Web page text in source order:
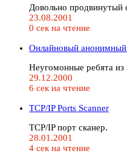
Довольно продвинутый
23.08.2001
0 сек на чтение
Oнлайновый анонимный
Неугомонные ребята из
29.12.2000
6 сек на чтение
TCP/IP Ports Scanner
TCP/IP порт сканер.
28.01.2001
4 сек на чтение